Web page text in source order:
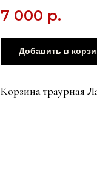
7 000 р.
Добавить в
Корзина траурная